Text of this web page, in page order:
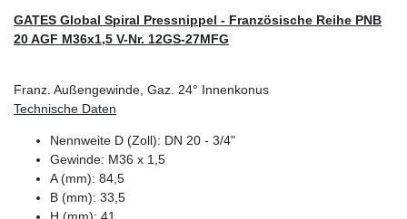
GATES Global Spiral Pressnippel - Französische Reihe PNB
20 AGF M36x1,5 V-Nr. 12GS-27MFG
Franz. Außengewinde, Gaz. 24° Innenkonus
Technische Daten
Nennweite D (Zoll): DN 20 - 3/4"
Gewinde: M36 x 1,5
A (mm): 84,5
B (mm): 33,5
H (mm): 41